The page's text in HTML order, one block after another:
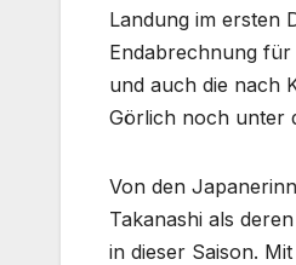
Landung im ersten
Endabrechnung für
und auch die nach
Görlich noch unter
Von den
Takanashi als
in dieser Saison.